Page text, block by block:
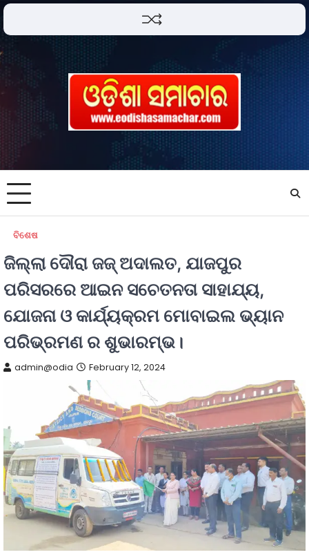
ବିଶେଷ
ଜିଲ୍ଲା ଦୌରା ଜଜ୍ ଅଦାଲତ, ଯାଜପୁର
ପରିସରରେ ଆଇନ ସଚେତନତା ସାହାଯ୍ୟ,
ଯୋଜନା ଓ କାର୍ଯ୍ୟକ୍ରମ ମୋବାଇଲ ଭ୍ୟାନ
ପରିଭ୍ରମଣ ର ଶୁଭାରମ୍ଭ।
admin@odia February 12, 2024